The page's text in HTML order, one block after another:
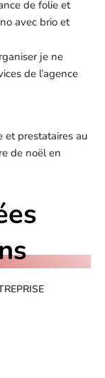
de folie et
avec brio et
je ne
de l’agence
et prestataires au
de noël en